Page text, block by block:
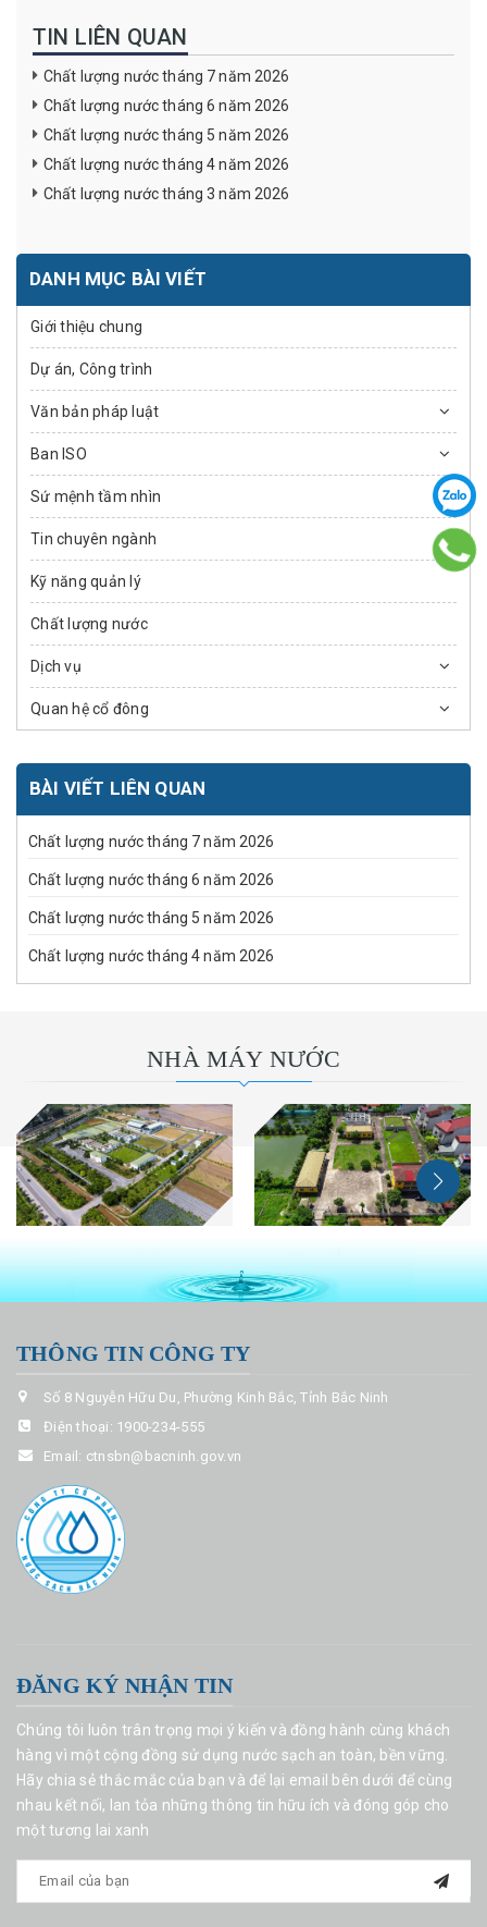
TIN LIÊN QUAN
Chất lượng nước tháng 7 năm 2026
Chất lượng nước tháng 6 năm 2026
Chất lượng nước tháng 5 năm 2026
Chất lượng nước tháng 4 năm 2026
Chất lượng nước tháng 3 năm 2026
DANH MỤC BÀI VIẾT
Giới thiệu chung
Dự án, Công trình
Văn bản pháp luật
Ban ISO
Sứ mệnh tầm nhìn
Tin chuyên ngành
Kỹ năng quản lý
Chất lượng nước
Dịch vụ
Quan hệ cổ đông
BÀI VIẾT LIÊN QUAN
Chất lượng nước tháng 7 năm 2026
Chất lượng nước tháng 6 năm 2026
Chất lượng nước tháng 5 năm 2026
Chất lượng nước tháng 4 năm 2026
NHÀ MÁY NƯỚC
THÔNG TIN CÔNG TY
Số 8 Nguyễn Hữu Du, Phường Kinh Bắc, Tỉnh Bắc Ninh
Điện thoại: 1900-234-555
Email: ctnsbn@bacninh.gov.vn
ĐĂNG KÝ NHẬN TIN
Chúng tôi luôn trân trọng mọi ý kiến và đồng hành cùng khách
hàng vì một cộng đồng sử dụng nước sạch an toàn, bền vững.
Hãy chia sẻ thắc mắc của bạn và để lại email bên dưới để cùng
nhau kết nối, lan tỏa những thông tin hữu ích và đóng góp cho
một tương lai xanh